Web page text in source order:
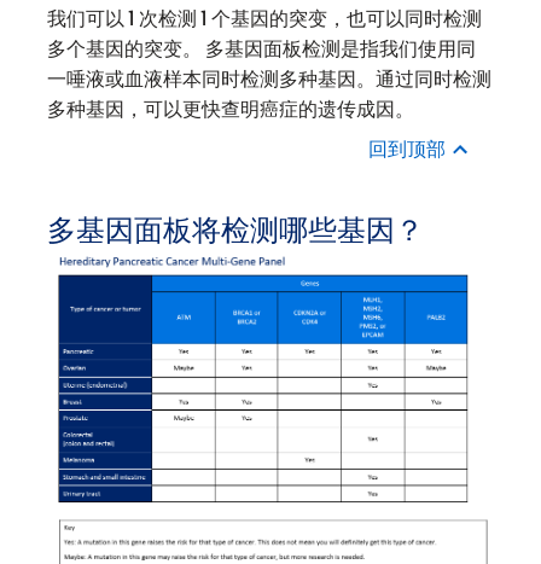
我们可以 1 次检测 1 个基因的突变，也可以同时检测
多个基因的突变。 多基因面板检测是指我们使用同
一唾液或血液样本同时检测多种基因。通过同时检测
多种基因，可以更快查明癌症的遗传成因。
回到顶部
多基因面板将检测哪些基因？